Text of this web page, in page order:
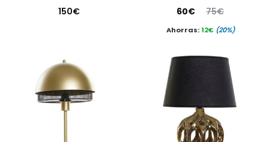
150€
75€
El
precio
60€
precio
es:
60€.
Ahorras: 12€ (20%)